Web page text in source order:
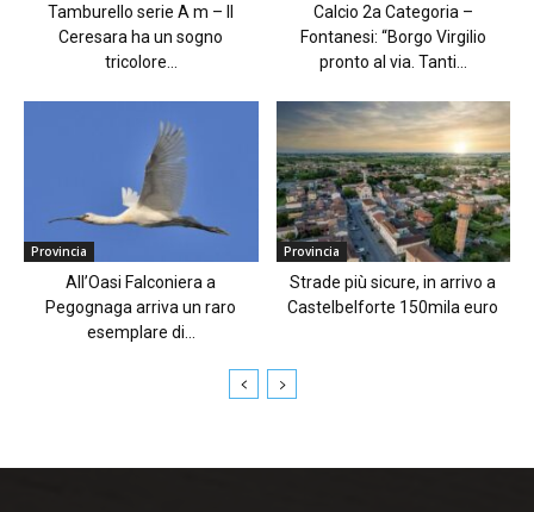
Tamburello serie A m – Il
Ceresara ha un sogno
tricolore...
Calcio 2a Categoria –
Fontanesi: “Borgo Virgilio
pronto al via. Tanti...
Provincia
All’Oasi Falconiera a
Pegognaga arriva un raro
esemplare di...
Provincia
Strade più sicure, in arrivo a
Castelbelforte 150mila euro